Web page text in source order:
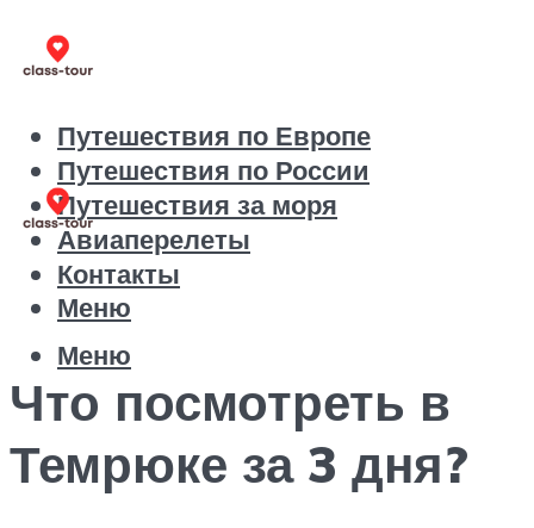
Путешествия по Европе
Путешествия по России
Путешествия за моря
Авиаперелеты
Контакты
Меню
Меню
Что посмотреть в
Темрюке за 3 дня?